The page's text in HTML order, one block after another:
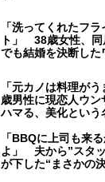
「洗ってくれたフ
ト」 38歳女性、
でも結婚を決断した
「元カノは料理が
歳男性に現恋人ウ
ハマる、美化という
「BBQに上司も来
よ」 夫から”スタ
が下した“まさかの